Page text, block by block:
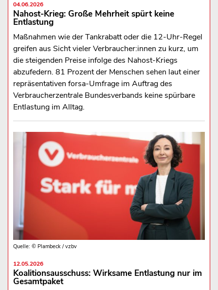
04.06.2026
Nahost-Krieg: Große Mehrheit spürt keine
Entlastung
Maßnahmen wie der Tankrabatt oder die 12‑Uhr‑Regel
greifen aus Sicht vieler Verbraucher:innen zu kurz, um
die steigenden Preise infolge des Nahost-Kriegs
abzufedern. 81 Prozent der Menschen sehen laut einer
repräsentativen forsa-Umfrage im Auftrag des
Verbraucherzentrale Bundesverbands keine spürbare
Entlastung im Alltag.
Quelle: © Plambeck / vzbv
12.05.2026
Koalitionsausschuss: Wirksame Entlastung nur im
Gesamtpaket